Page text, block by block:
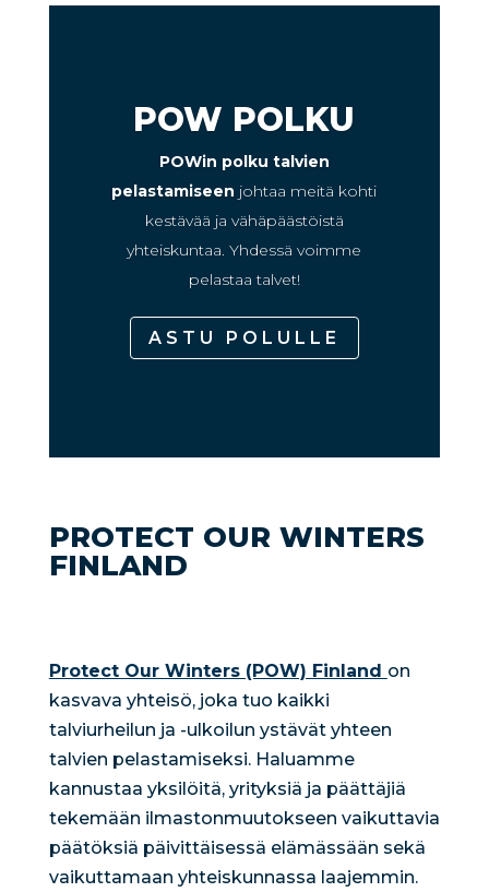
POW POLKU
POWin polku talvien
pelastamiseen johtaa meitä kohti
kestävää ja vähäpäästöistä
yhteiskuntaa. Yhdessä voimme
pelastaa talvet!
ASTU POLULLE
PROTECT OUR WINTERS
FINLAND
Protect Our Winters (POW) Finland on
kasvava yhteisö, joka tuo kaikki
talviurheilun ja -ulkoilun ystävät yhteen
talvien pelastamiseksi. Haluamme
kannustaa yksilöitä, yrityksiä ja päättäjiä
tekemään ilmastonmuutokseen vaikuttavia
päätöksiä päivittäisessä elämässään sekä
vaikuttamaan yhteiskunnassa laajemmin.